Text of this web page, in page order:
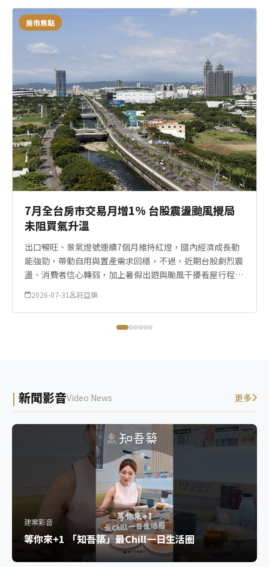
房市焦點
7月全台房市交易月增1% 台股震盪颱風攪局
未阻買氣升溫
出口暢旺、景氣燈號連續7個月維持紅燈，國內經濟成長動
能強勁，帶動自用與置產需求回穩，不過，近期台股劇烈震
盪、消費者信心轉弱，加上暑假出遊與颱風干擾看屋行程等
因素影響，7月全台房市交易量僅呈現微幅增長。
2026-07-31 莊亞築
新聞影音Video News 更多
建案影音
等你來+1 「知吾築」最Chill一日生活圈